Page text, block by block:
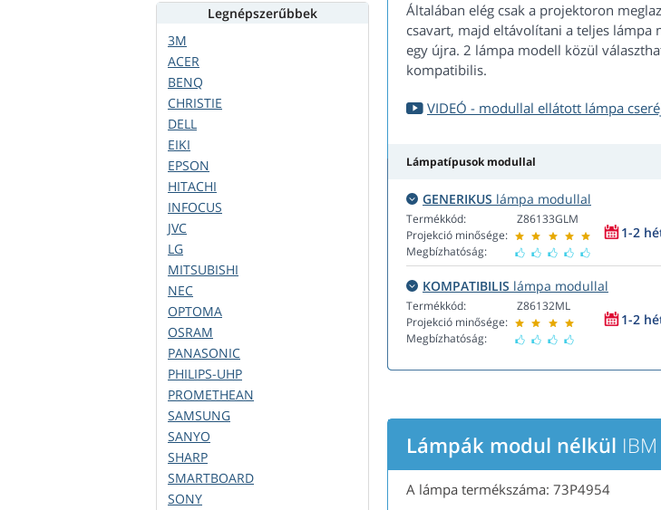
Általában elég csak a projektoron
csavart, majd eltávolítani a teljes lámpa
egy újra. 2 lámpa modell közül
kompatibilis.
VIDEÓ - modullal ellátott lámpa
Lámpatípusok modullal
GENERIKUS lámpa modullal
Termékkód:
Projekció minősége:
Megbízhatóság:
Z86133GLM
1-2
KOMPATIBILIS lámpa modullal
Termékkód:
Projekció minősége:
Megbízhatóság:
Z86132ML
1-2
Lámpák modul nélkül
A lámpa termékszáma: 73P4954
Legnépszerűbbek
3M
ACER
BENQ
CHRISTIE
DELL
EIKI
EPSON
HITACHI
INFOCUS
JVC
LG
MITSUBISHI
NEC
OPTOMA
OSRAM
PANASONIC
PHILIPS-UHP
PROMETHEAN
SAMSUNG
SANYO
SHARP
SMARTBOARD
SONY